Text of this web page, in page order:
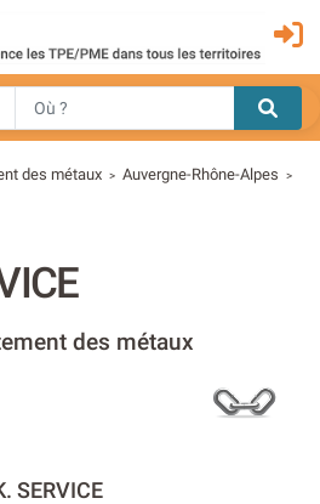
des métaux > Auvergne-Rhône-Alpes >
des métaux
SERVICE